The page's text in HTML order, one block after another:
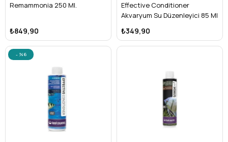
Remammonia 250 Ml.
₺849,90
Effective Conditioner
Akvaryum Su Düzenleyici 85 Ml
₺349,90
%6